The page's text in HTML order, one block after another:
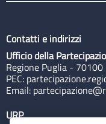
Contatti e indirizzi
Ufficio della
Regione Puglia -
PEC:
Email:
URP